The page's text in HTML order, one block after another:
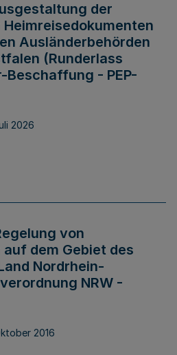
der
Ausländerbehörden
(Runderlass
Beschaffung - PEP-
2026
von
dem Gebiet des
Nordrhein-
NRW -
2016